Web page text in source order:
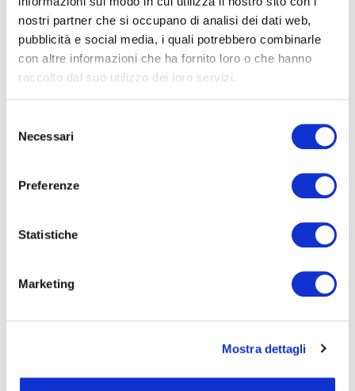
nostri partner che si occupano di analisi dei dati web,
pubblicità e social media, i quali potrebbero combinarle
con altre informazioni che ha fornito loro o che hanno
raccolto dal suo utilizzo dei loro servizi.
delNecessari
Preferenze
Statistiche
Marketing
Mostra dettagli
Come sta cambiando la gestione di
portafoglio con l’Intelligenza
Artificiale?